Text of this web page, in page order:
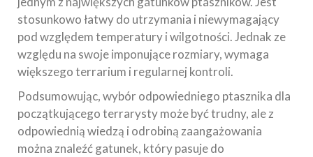
stosunkowo łatwy do utrzymania i niewymagający
pod względem temperatury i wilgotności. Jednak ze
względu na swoje imponujące rozmiary, wymaga
większego terrarium i regularnej kontroli.
Podsumowując, wybór odpowiedniego ptasznika dla
początkującego terrarysty może być trudny, ale z
odpowiednią wiedzą i odrobiną zaangażowania
można znaleźć gatunek, który pasuje do